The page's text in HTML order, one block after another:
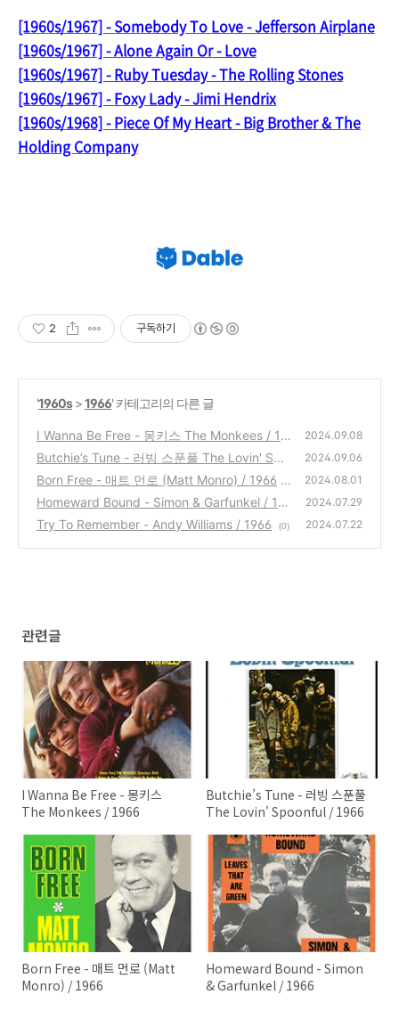
[1960s/1967] - Somebody To Love - Jefferson Airplane
[1960s/1967] - Alone Again Or - Love
[1960s/1967] - Ruby Tuesday - The Rolling Stones
[1960s/1967] - Foxy Lady - Jimi Hendrix
[1960s/1968] - Piece Of My Heart - Big Brother & The
Holding Company
2 구독하기
'1960s>1966' 카테고리의 다른 글
I Wanna Be Free - 몽키스 The Monkees / 19
66
(6)
2024.09.08
Butchie’s Tune - 러빙 스푼풀 The Lovin' Spo
onful / 1966
(5)
2024.09.06
Born Free - 매트 먼로 (Matt Monro) / 1966
(0)
2024.08.01
Homeward Bound - Simon & Garfunkel / 19
66
(0)
2024.07.29
Try To Remember - Andy Williams / 1966 (0) 2024.07.22
관련글
I Wanna Be Free - 몽키스
The Monkees / 1966
Butchie’s Tune - 러빙 스푼풀
The Lovin' Spoonful / 1966
Born Free - 매트 먼로 (Matt
Monro) / 1966
Homeward Bound - Simon
& Garfunkel / 1966